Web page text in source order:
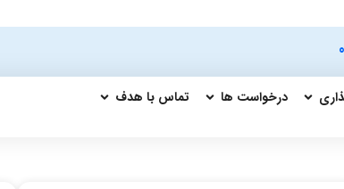
درخواست ها تماس با هدف